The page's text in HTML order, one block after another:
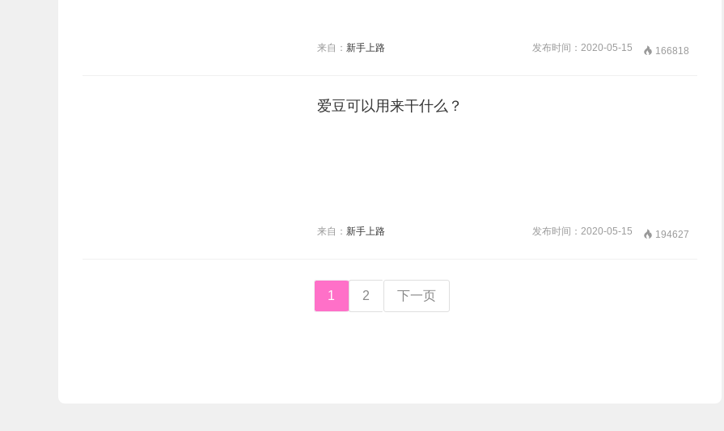
来自： 新手上路 发布时间：2020-05-15  166818
爱豆可以用来干什么？
来自： 新手上路 发布时间：2020-05-15  194627
1 2 下一页